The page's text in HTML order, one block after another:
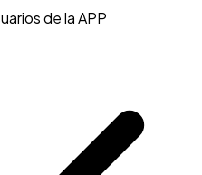
de la APP